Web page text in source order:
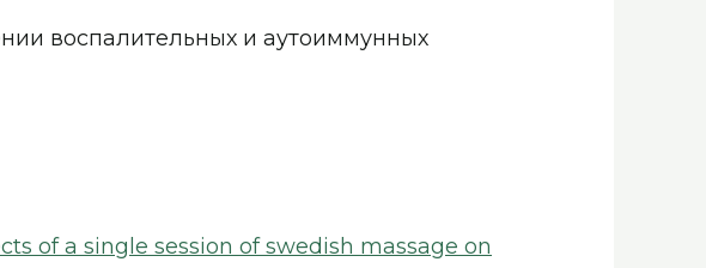
воспалительных и аутоиммунных
of a single session of swedish massage on